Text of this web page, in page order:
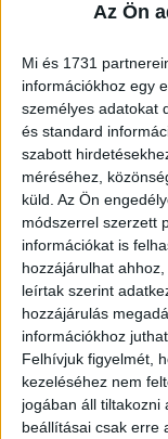
Az Ön
Mi és 1731
információkhoz egy
személyes adatokat
és standard
szabott
méréséhez,
küld. Az Ön
módszerrel szerzett
információkat is
hozzájárulhat
leírtak szerint
hozzájárulás
információkhoz
Felhívjuk figyelmét,
kezeléséhez nem
jogában áll tiltakozni
beállításai csak erre
„Nagymamám